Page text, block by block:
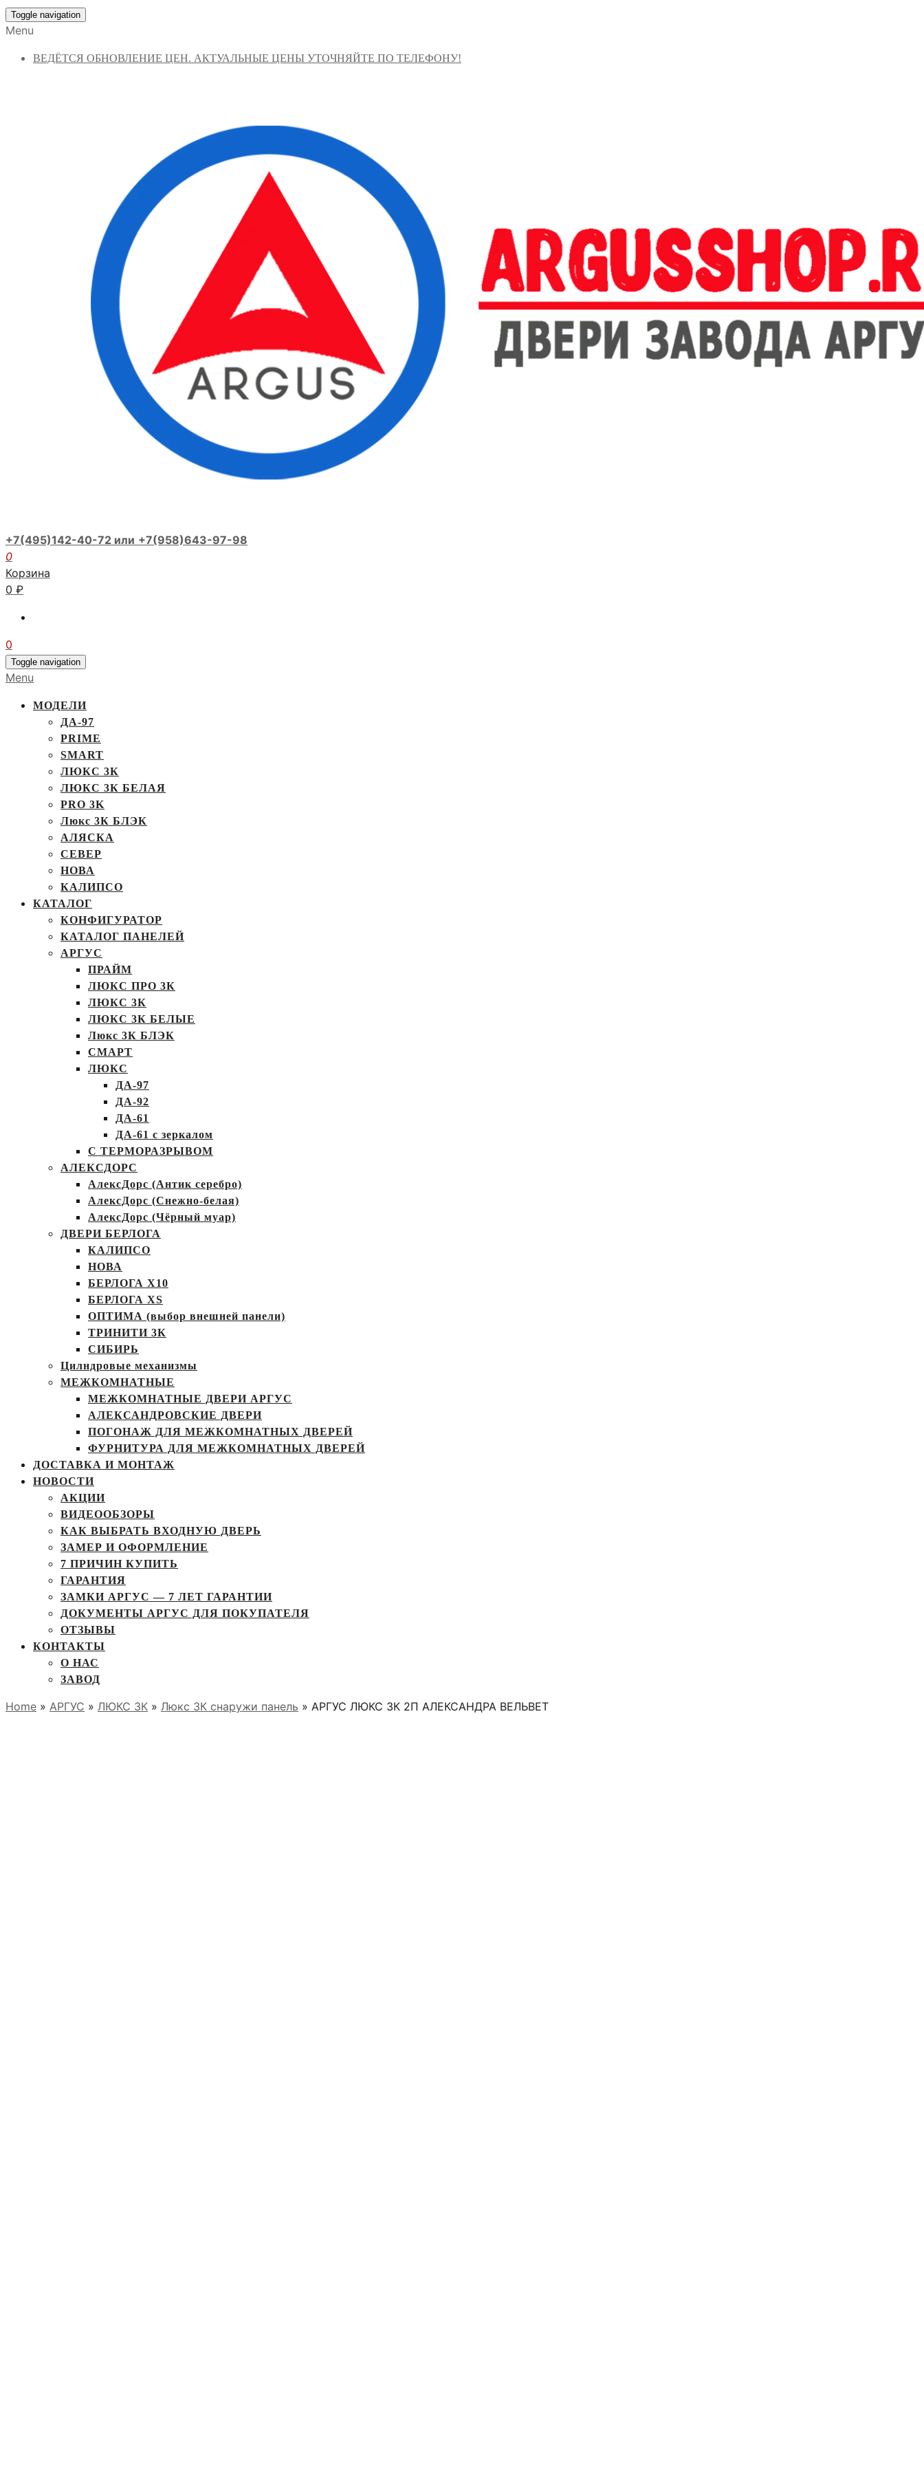
Toggle navigation
Menu
ВЕДЁТСЯ ОБНОВЛЕНИЕ ЦЕН. АКТУАЛЬНЫЕ ЦЕНЫ УТОЧНЯЙТЕ ПО ТЕЛЕФОНУ!
+7(495)142-40-72 или +7(958)643-97-98
0
Корзина
0 ₽
0
Toggle navigation
Menu
МОДЕЛИ
ДА-97
PRIME
SMART
ЛЮКС 3К
ЛЮКС 3К БЕЛАЯ
PRO 3K
Люкс 3К БЛЭК
АЛЯСКА
СЕВЕР
НОВА
КАЛИПСО
КАТАЛОГ
КОНФИГУРАТОР
КАТАЛОГ ПАНЕЛЕЙ
АРГУС
ПРАЙМ
ЛЮКС ПРО 3К
ЛЮКС 3К
ЛЮКС 3К БЕЛЫЕ
Люкс 3К БЛЭК
СМАРТ
ЛЮКС
ДА-97
ДА-92
ДА-61
ДА-61 с зеркалом
С ТЕРМОРАЗРЫВОМ
АЛЕКСДОРС
АлексДорс (Антик серебро)
АлексДорс (Снежно-белая)
АлексДорс (Чёрный муар)
ДВЕРИ БЕРЛОГА
КАЛИПСО
НОВА
БЕРЛОГА Х10
БЕРЛОГА XS
ОПТИМА (выбор внешней панели)
ТРИНИТИ 3К
СИБИРЬ
Цилндровые механизмы
МЕЖКОМНАТНЫЕ
МЕЖКОМНАТНЫЕ ДВЕРИ АРГУС
АЛЕКСАНДРОВСКИЕ ДВЕРИ
ПОГОНАЖ ДЛЯ МЕЖКОМНАТНЫХ ДВЕРЕЙ
ФУРНИТУРА ДЛЯ МЕЖКОМНАТНЫХ ДВЕРЕЙ
ДОСТАВКА И МОНТАЖ
НОВОСТИ
АКЦИИ
ВИДЕООБЗОРЫ
КАК ВЫБРАТЬ ВХОДНУЮ ДВЕРЬ
ЗАМЕР И ОФОРМЛЕНИЕ
7 ПРИЧИН КУПИТЬ
ГАРАНТИЯ
ЗАМКИ АРГУС — 7 ЛЕТ ГАРАНТИИ
ДОКУМЕНТЫ АРГУС ДЛЯ ПОКУПАТЕЛЯ
ОТЗЫВЫ
КОНТАКТЫ
О НАС
ЗАВОД
Home » АРГУС » ЛЮКС 3К » Люкс 3К снаружи панель » АРГУС ЛЮКС 3К 2П АЛЕКСАНДРА ВЕЛЬВЕТ